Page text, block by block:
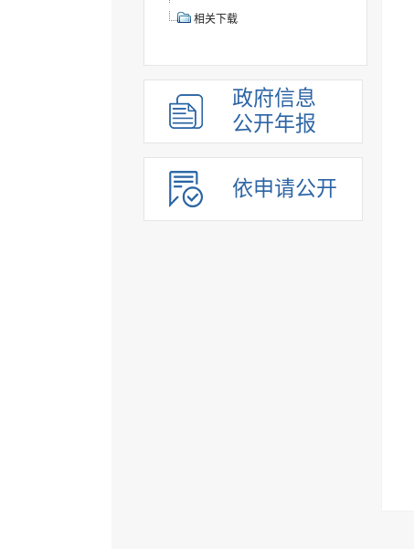
相关下载
政府信息
公开年报
依申请公开